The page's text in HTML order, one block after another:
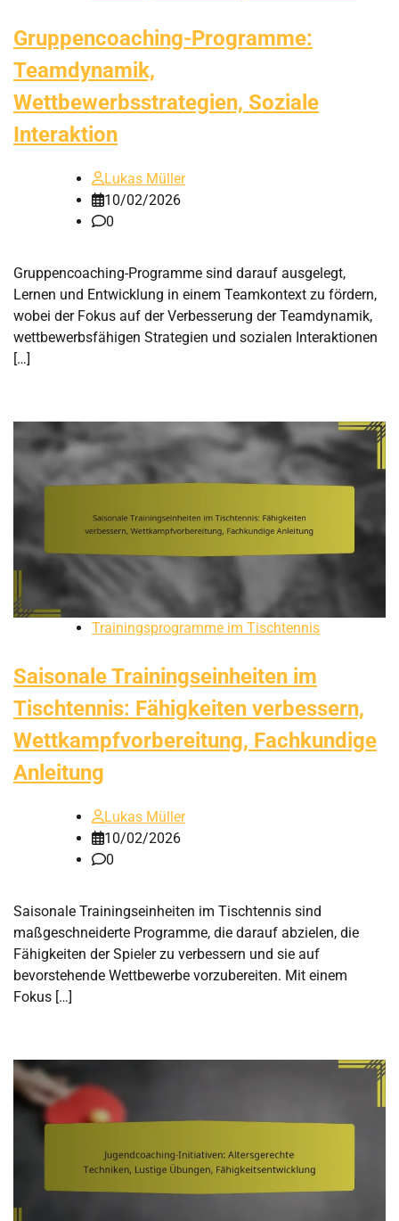
Gruppencoaching-Programme:
Teamdynamik,
Wettbewerbsstrategien, Soziale
Interaktion
Lukas Müller
10/02/2026
0
Gruppencoaching-Programme sind darauf ausgelegt,
Lernen und Entwicklung in einem Teamkontext zu fördern,
wobei der Fokus auf der Verbesserung der Teamdynamik,
wettbewerbsfähigen Strategien und sozialen Interaktionen
[…]
Trainingsprogramme im Tischtennis
Saisonale Trainingseinheiten im
Tischtennis: Fähigkeiten verbessern,
Wettkampfvorbereitung, Fachkundige
Anleitung
Lukas Müller
10/02/2026
0
Saisonale Trainingseinheiten im Tischtennis sind
maßgeschneiderte Programme, die darauf abzielen, die
Fähigkeiten der Spieler zu verbessern und sie auf
bevorstehende Wettbewerbe vorzubereiten. Mit einem
Fokus […]